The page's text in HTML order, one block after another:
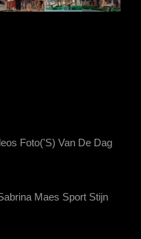
Foto('s) Van De Dag
Maes Sport Stijn